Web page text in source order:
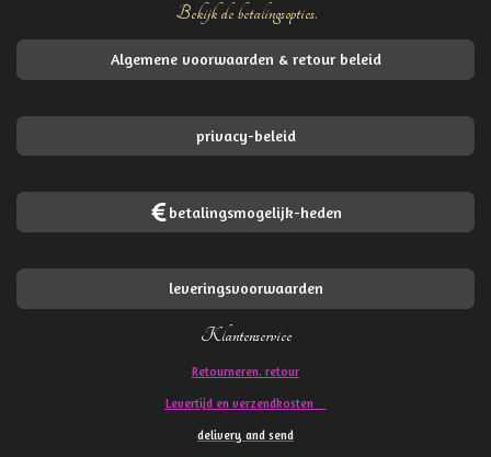
Bekijk de betalingsopties.
Algemene voorwaarden & retour beleid
privacy-beleid
betalingsmogelijk-heden
leveringsvoorwaarden
Klantenservice
Retourneren. retour
Levertijd en verzendkosten
delivery and send